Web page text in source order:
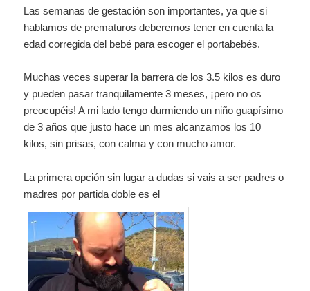
Las semanas de gestación son importantes, ya que si
hablamos de prematuros deberemos tener en cuenta la
edad corregida del bebé para escoger el portabebés.
Muchas veces superar la barrera de los 3.5 kilos es duro
y pueden pasar tranquilamente 3 meses, ¡pero no os
preocupéis! A mi lado tengo durmiendo un niño guapísimo
de 3 años que justo hace un mes alcanzamos los 10
kilos, sin prisas, con calma y con mucho amor.
La primera opción sin lugar a dudas si vais a ser padres o
madres por partida doble es el